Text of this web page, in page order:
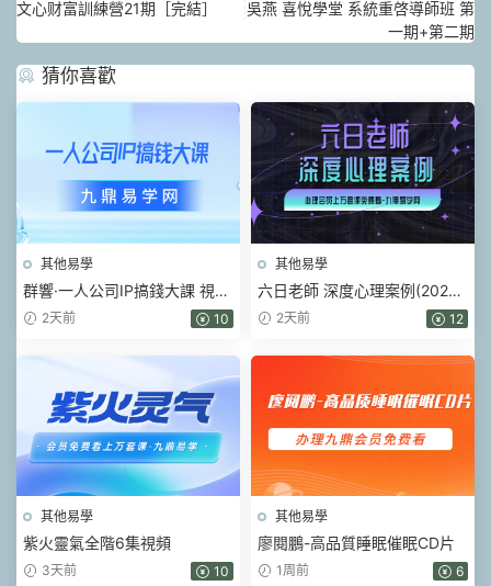
文心财富訓練營21期［完結］
吳燕 喜悅學堂 系統重啓導師班 第
一期+第二期
猜你喜歡
其他易學
群響·一人公司IP搞錢大課 視頻
+課件pdf
2天前 10
其他易學
六日老師 深度心理案例(2026)
視頻16集
2天前 12
其他易學
紫火靈氣全階6集視頻
3天前 10
其他易學
廖閱鵬-高品質睡眠催眠CD片
1周前 6